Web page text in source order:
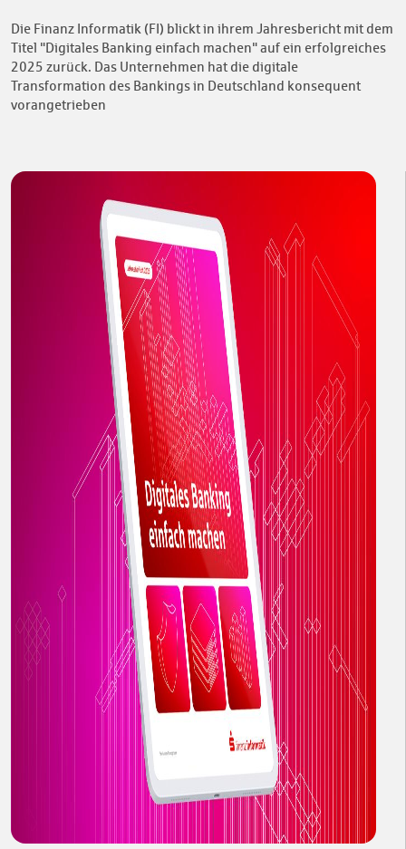
Die Finanz Informatik (FI) blickt in ihrem Jahresbericht mit dem
Titel "Digitales Banking einfach machen" auf ein erfolgreiches
2025 zurück. Das Unternehmen hat die digitale
Transformation des Bankings in Deutschland konsequent
vorangetrieben